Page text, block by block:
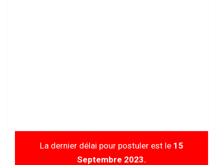
La dernier délai pour postuler est le 15
Septembre 2023.